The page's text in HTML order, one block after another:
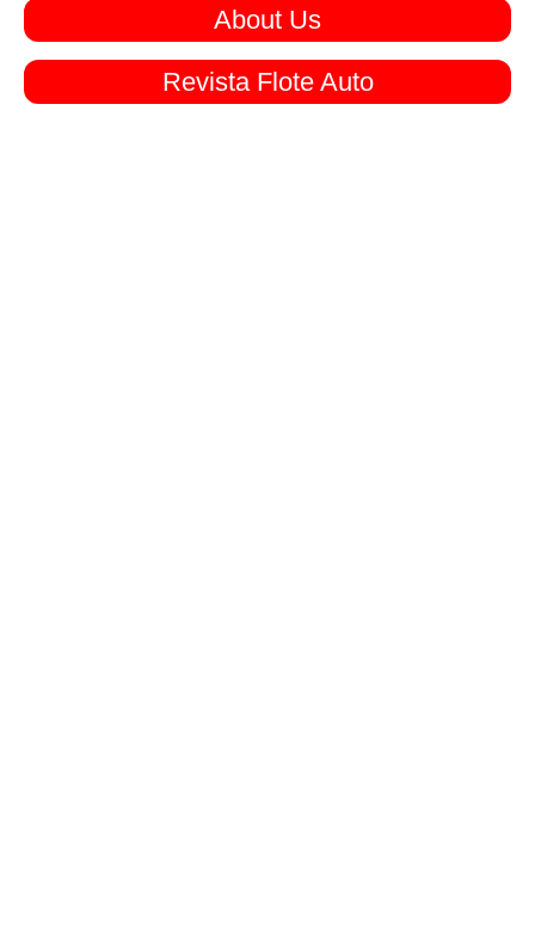
About Us
Revista Flote Auto